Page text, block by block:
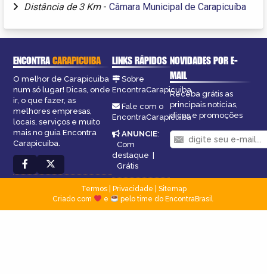
Distância de 3 Km - Câmara Municipal de Carapicuíba
ENCONTRACARAPICUIBA
O melhor de Carapicuiba
num só lugar! Dicas, onde
ir, o que fazer, as
melhores empresas,
locais, serviços e muito
mais no guia Encontra
Carapicuiba.
LINKS RÁPIDOS
Sobre
EncontraCarapicuiba
Fale com o
EncontraCarapicuiba
ANUNCIE:
Com
destaque
Grátis
NOVIDADES POR E-
MAIL
Receba grátis as
principais notícias,
dicas e promoções
Termos| Privacidade
Sitemap
Criado com
e pelo time do EncontraBrasil